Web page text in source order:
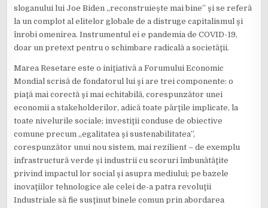
sloganului lui Joe Biden „reconstruieşte mai bine” şi se referă
la un complot al elitelor globale de a distruge capitalismul şi
înrobi omenirea. Instrumentul ei e pandemia de COVID-19,
doar un pretext pentru o schimbare radicală a societăţii.
Marea Resetare este o iniţiativă a Forumului Economic
Mondial scrisă de fondatorul lui şi are trei componente: o
piaţă mai corectă şi mai echitabilă, corespunzător unei
economii a stakeholderilor, adică toate părţile implicate, la
toate nivelurile sociale; investiţii conduse de obiective
comune precum „egalitatea şi sustenabilitatea”,
corespunzător unui nou sistem, mai rezilient – de exemplu
infrastructură verde şi industrii cu scoruri îmbunătăţite
privind impactul lor social şi asupra mediului; pe bazele
inovaţiilor tehnologice ale celei de-a patra revoluţii
Industriale să fie susţinut binele comun prin abordarea